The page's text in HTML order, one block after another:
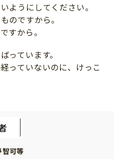
ようにしてください。
のですから。
すから。
っています。
っていないのに、けっこ
可等